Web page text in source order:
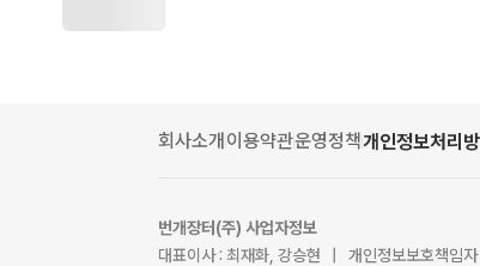
회사소개이용약관운영정책개인정보처리
번개장터(주) 사업자정보
대표이사 : 최재화, 강승현 | 개인정보보호책임자